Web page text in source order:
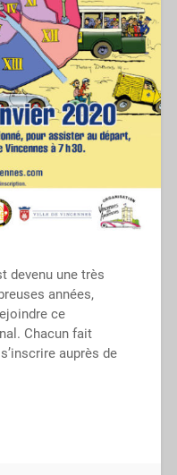
devenu une très
années,
ce
Chacun fait
auprès de